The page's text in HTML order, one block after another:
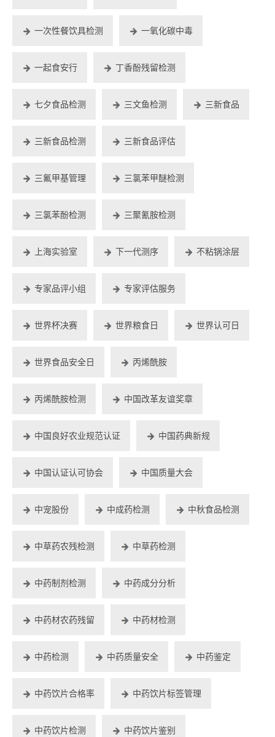
一次性餐饮具检测 一氧化碳中毒
一起食安行 丁香酚残留检测
七夕食品检测 三文鱼检测 三新食品
三新食品检测 三新食品评估
三氟甲基管理 三氯苯甲醚检测
三氯苯酚检测 三聚氰胺检测
上海实验室 下一代测序 不粘锅涂层
专家品评小组 专家评估服务
世界杯决赛 世界粮食日 世界认可日
世界食品安全日 丙烯酰胺
丙烯酰胺检测 中国改革友谊奖章
中国良好农业规范认证 中国药典新规
中国认证认可协会 中国质量大会
中宠股份 中成药检测 中秋食品检测
中草药农残检测 中草药检测
中药制剂检测 中药成分分析
中药材农药残留 中药材检测
中药检测 中药质量安全 中药鉴定
中药饮片合格率 中药饮片标签管理
中药饮片检测 中药饮片鉴别